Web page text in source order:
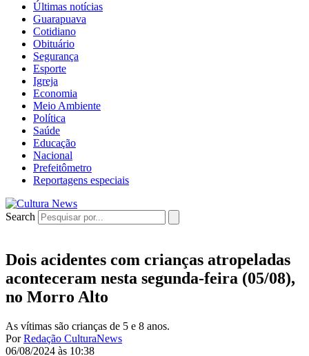
Últimas notícias
Guarapuava
Cotidiano
Obituário
Segurança
Esporte
Igreja
Economia
Meio Ambiente
Política
Saúde
Educação
Nacional
Prefeitômetro
Reportagens especiais
Search
Dois acidentes com crianças atropeladas
aconteceram nesta segunda-feira (05/08),
no Morro Alto
As vítimas são crianças de 5 e 8 anos.
PorRedação CulturaNews
06/08/2024 às 10:38